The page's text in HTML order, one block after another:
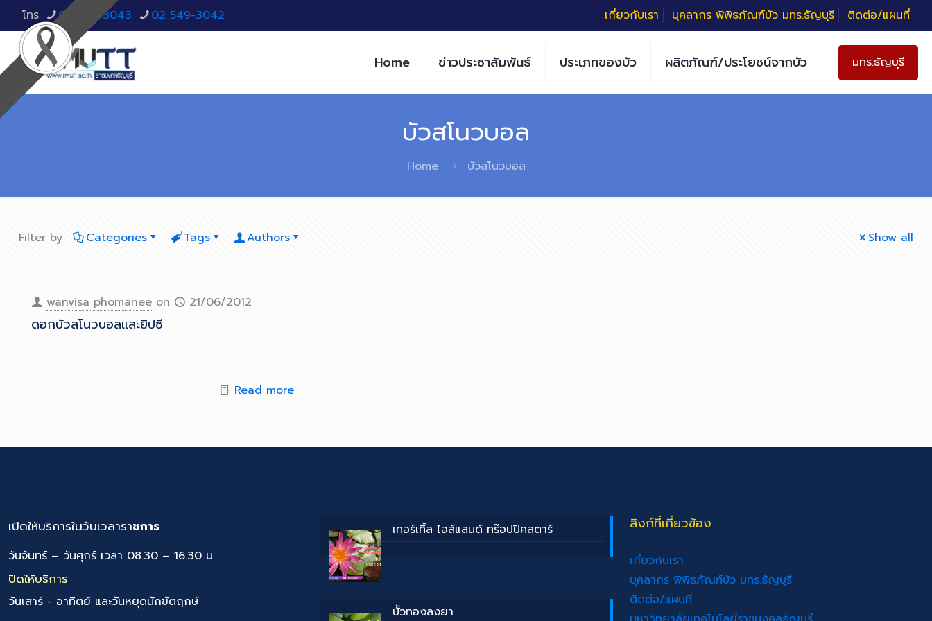
โทร 02 549-3043 02 549-3042 เกี่ยวกับเรา บุคลากร พิพิธภัณฑ์บัว มทร.ธัญบุรี ติดต่อ/แผนที่
Home ข่าวประชาสัมพันธ์ ประเภทของบัว ผลิตภัณฑ์/ประโยชน์จากบัว มทร.ธัญบุรี
บัวสโนวบอล
Home บัวสโนวบอล
Filter by Categories Tags Authors Show all
wanvisa phomanee on 21/06/2012
ดอกบัวสโนวบอลและยิปซี
Read more
เปิดให้บริการในวันเวลาราชการ
วันจันทร์ – วันศุกร์ เวลา 08.30 – 16.30 น.
ปิดให้บริการ
วันเสาร์ - อาทิตย์ และวันหยุดนักขัตฤกษ์
เทอร์เทิ้ล ไอส์แลนด์ ทร๊อปปิคสตาร์
บััวทองลงยา
ลิงก์ที่เกี่ยวข้อง
เกี่ยวกับเรา
บุคลากร พิพิธภัณฑ์บัว มทร.ธัญบุรี
ติดต่อ/แผนที่